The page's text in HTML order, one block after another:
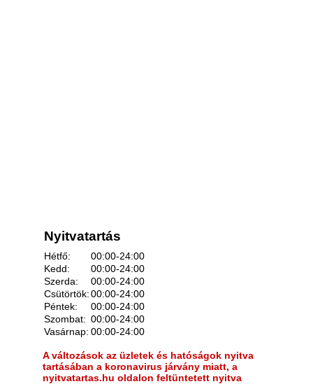
Nyitvatartás
Hétfő:
00:00-24:00
Kedd:
00:00-24:00
Szerda:
00:00-24:00
Csütörtök:00:00-24:00
Péntek:
00:00-24:00
Szombat: 00:00-24:00
Vasárnap: 00:00-24:00
A változások az üzletek és hatóságok nyitva
tartásában a koronavirus járvány miatt, a
nyitvatartas.hu oldalon feltüntetett nyitva